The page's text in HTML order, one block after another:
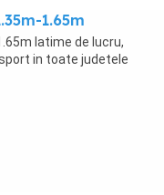
1.65m
latime de lucru,
in toate judetele